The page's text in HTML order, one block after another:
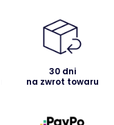
30 dni
na zwrot towaru